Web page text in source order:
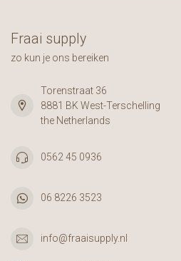
Fraai supply
zo kun je ons bereiken
Torenstraat 36
8881 BK West-Terschelling
the Netherlands
0562 45 0936
06 8226 3523
info@fraaisupply.nl